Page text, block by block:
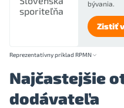
bývania.
Zistiť
Reprezentatívny príklad RPMN
Najčastejšie
dodávateľa